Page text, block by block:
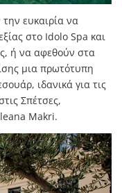
ευκαιρία να
στο Idolo Spa και
ή να αφεθούν στα
μια πρωτότυπη
ιδανικά για τις
Σπέτσες,
Makri.